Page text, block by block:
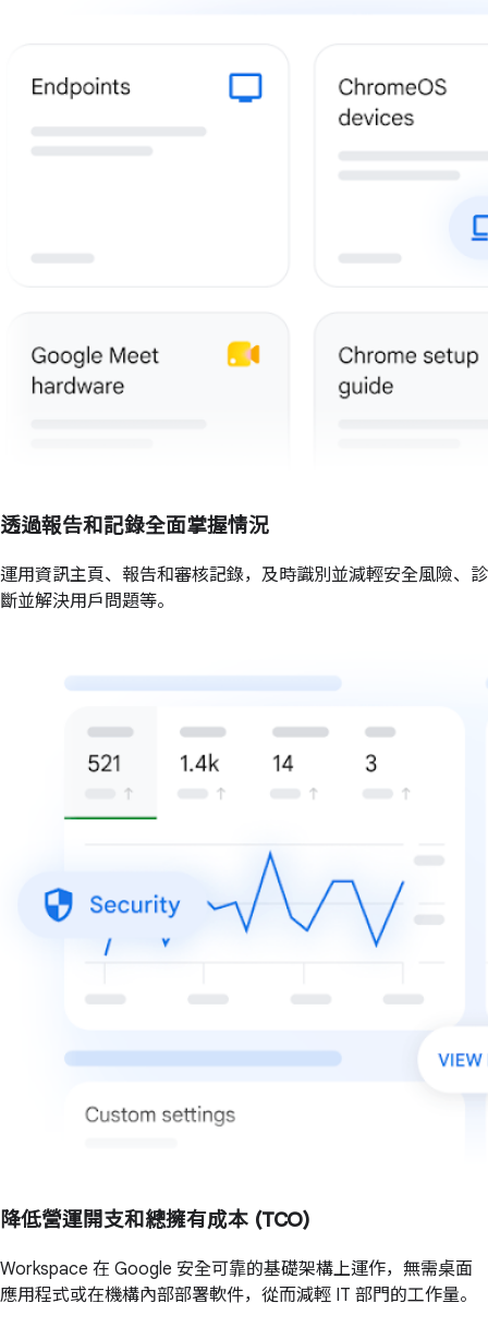
透過報告和記錄全面掌握情況
運用資訊主頁、報告和審核記錄，及時識別並減輕安全風險、診
斷並解決用戶問題等。
降低營運開支和總擁有成本 (TCO)
Workspace 在 Google 安全可靠的基礎架構上運作，無需桌面
應用程式或在機構內部部署軟件，從而減輕 IT 部門的工作量。